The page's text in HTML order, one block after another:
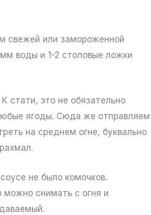
свежей или замороженной
воды и 1-2 столовые ложки
стати, это не обязательно
ягоды. Сюда же отправляем
на среднем огне, буквально
не было комочков.
можно снимать с огня и